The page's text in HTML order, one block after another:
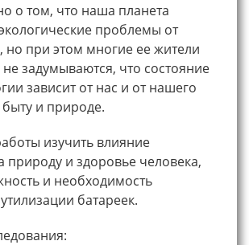
о том, что наша планета
проблемы от
но при этом многие ее жители
задумываются, что состояние
зависит от нас и от нашего
и природе.
изучить влияние
природу и здоровье человека,
и необходимость
батареек.